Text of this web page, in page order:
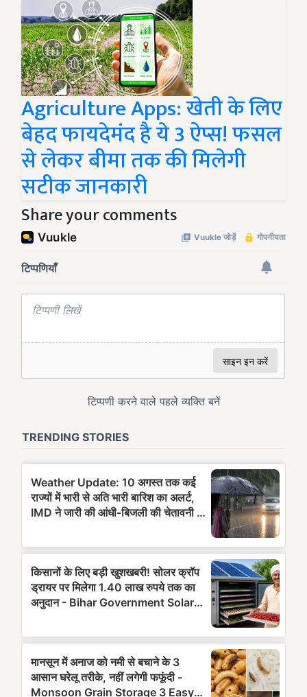
Agriculture Apps: खेती के लिए
बेहद फायदेमंद है ये 3 ऐप्स! फसल
से लेकर बीमा तक की मिलेगी
सटीक जानकारी
Share your comments